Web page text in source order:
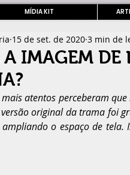
MÍDIA KIT
A IMAGEM DE
15 de set. de 2020 3 min de
atentos perceberam
original da trama foi
o espaço de tela.